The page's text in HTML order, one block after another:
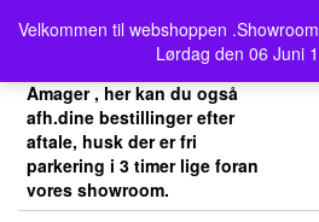
content
Velkommen til webshoppen
Lørdag den 06 Juni
Velkommen her i
Place4music`s webshop .
Vores showroom ligger på
Amager , her kan du også
afh.dine bestillinger efter
aftale, husk der er fri
parkering i 3 timer lige foran
vores showroom.